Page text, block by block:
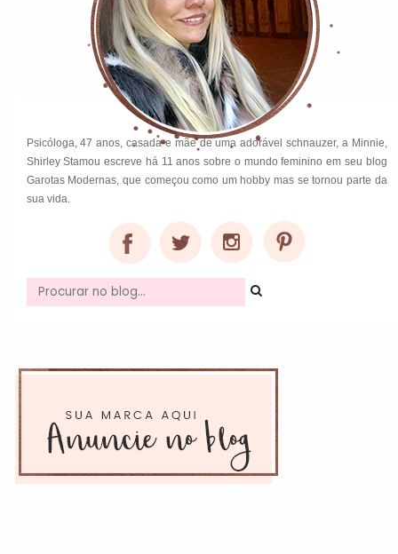
Psicóloga, 47 anos, casada e mãe de uma adorável schnauzer, a Minnie,
Shirley Stamou escreve há 11 anos sobre o mundo feminino em seu blog
Garotas Modernas, que começou como um hobby mas se tornou parte da
sua vida.